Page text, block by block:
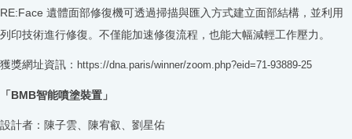
RE:Face 遺體面部修復機可透過掃描與匯入方式建立面部結構，並利用
列印技術進行修復。不僅能加速修復流程，也能大幅減輕工作壓力。
獲獎網址資訊： https://dna.paris/winner/zoom.php?eid=71-93889-25
「BMB智能噴塗裝置」
設計者：陳子雲、陳宥叡、劉星佑